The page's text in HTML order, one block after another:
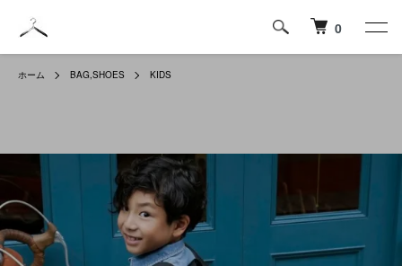
0
ホーム BAG,SHOES KIDS